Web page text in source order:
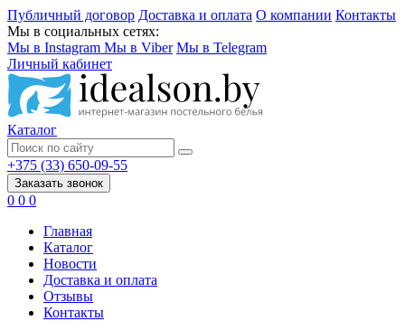
Публичный договор Доставка и оплата О компании Контакты
Мы в социальных сетях:
Мы в Instagram Мы в Viber Мы в Telegram
Личный кабинет
Каталог
+375 (33) 650-09-55
Заказать звонок
0 0 0
Главная
Каталог
Новости
Доставка и оплата
Отзывы
Контакты